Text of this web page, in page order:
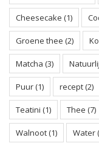
Cheesecake (1)
Groene thee (2)
Matcha (3)
Puur(1) recept(2)
Teatini (1) Thee (7)
Walnoot(1) Water